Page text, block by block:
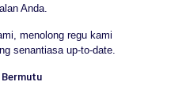
Anda.
menolong regu kami
senantiasa up-to-date.
Bermutu